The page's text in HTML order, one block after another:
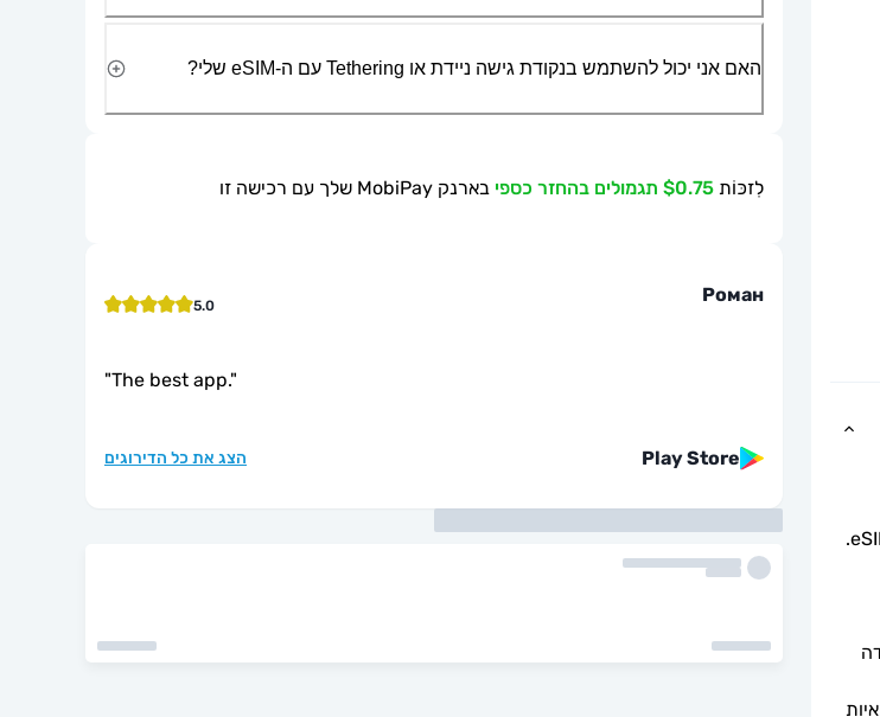
האם אני יכול להשתמש בנקודת גישה ניידת או Tethering עם ה-eSIM שלי?
לִזכּוֹת $0.75 תגמולים בהחזר כספי בארנק MobiPay שלך עם רכישה זו
Роман
5.0
"The best app."
Play Store הצג את כל הדירוגים